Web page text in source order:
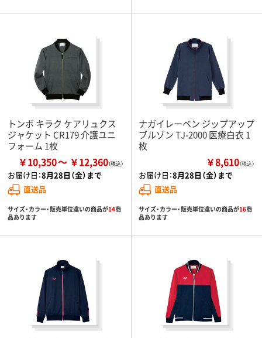
トンボ キラク ケアリュクス
ジャケット CR179 介護ユニ
フォーム 1枚
￥10,350 ￥12,360
お届け日：8月28日（金）まで
直送品
サイズ・カラー・販売単位違いの商品が14商
品あります
ナガイレーベン ジップアップ
ブルゾン TJ-2000 医療白衣 1
枚
￥8,610（税込）
お届け日：8月28日（金）まで
直送品
サイズ・カラー・販売単位違いの商品が16商
品あります